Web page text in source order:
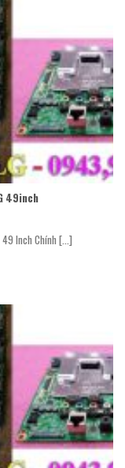
49inch
49 Inch Chính [...]